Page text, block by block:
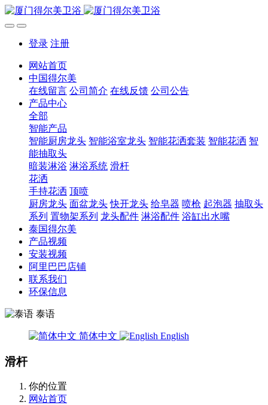
登录 注册
网站首页
中国得尔美
在线留言 公司简介 在线反馈 公司公告
产品中心
全部
智能产品
智能厨房龙头 智能浴室龙头 智能花洒套装 智能花洒 智
能抽取头
暗装淋浴 淋浴系统 滑杆
花洒
手持花洒 顶喷
厨房龙头 面盆龙头 快开龙头 给皂器 喷枪 起泡器 抽取头
系列 置物架系列 龙头配件 淋浴配件 浴缸出水嘴
泰国得尔美
产品视频
安装视频
阿里巴巴店铺
联系我们
环保信息
泰语
简体中文 English
滑杆
你的位置
网站首页